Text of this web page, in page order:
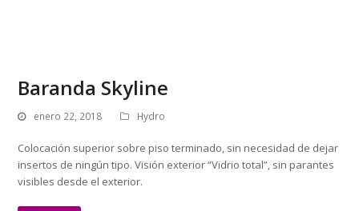
Baranda Skyline
enero 22, 2018 Hydro
Colocación superior sobre piso terminado, sin necesidad de dejar
insertos de ningún tipo. Visión exterior “Vidrio total”, sin parantes
visibles desde el exterior.